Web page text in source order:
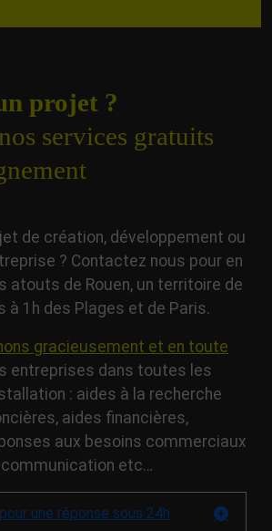
projet ?
services gratuits
de création, développement ou
? Contactez nous pour en
atouts de Rouen, un territoire de
à 1h des Plages et de Paris.
gracieusement et en toute
entreprises dans toutes les
: aides à la recherche
aides financières,
aux besoins commerciaux
etc…
une réponse sous 24h